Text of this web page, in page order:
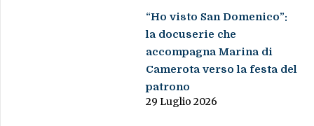
“Ho visto San Domenico”:
la docuserie che
accompagna Marina di
Camerota verso la festa del
patrono
29 Luglio 2026